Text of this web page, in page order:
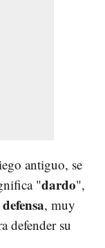
antiguo, se
"dardo",
defensa, muy
defender su